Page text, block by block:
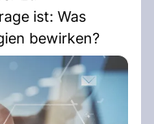
ist: Was
bewirken?